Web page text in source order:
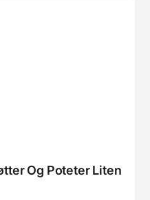
Og Poteter Liten